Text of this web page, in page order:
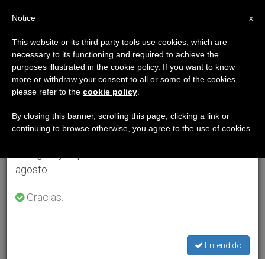
×
Aviso importante
Del 27 de julio al 7 de agosto haremos la pausa
anual, aprovechando que en el periodo de verano
se generan menos informaciones y también el
agosto.
Gracias.
Entendido
x
Notice
This website or its third party tools use cookies, which are
necessary to its functioning and required to achieve the
purposes illustrated in the cookie policy. If you want to know
more or withdraw your consent to all or some of the cookies,
please refer to the cookie policy
By closing this banner, scrolling this page, clicking a link or
continuing to browse otherwise, you agree to the use of cookies.